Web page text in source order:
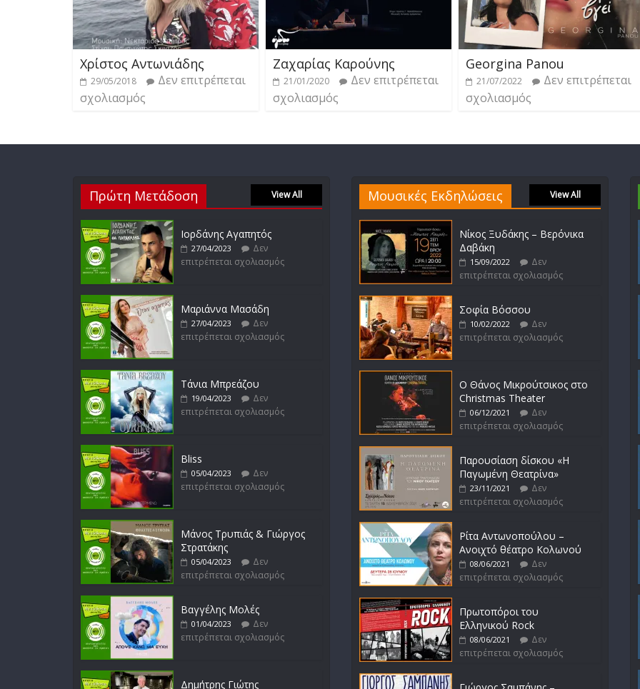
Χρίστος Αντωνιάδης
29/05/2018
Δεν επιτρέπεται
σχολιασμός
Ζαχαρίας Καρούνης
21/01/2020
Δεν επιτρέπεται
σχολιασμός
Georgina Panou
21/07/2022
Δεν επιτρέπεται
σχολιασμός
Πρώτη Μετάδοση View All
Ιορδάνης Αγαπητός
27/04/2023
Δεν
επιτρέπεται σχολιασμός
Μαριάννα Μασάδη
27/04/2023
Δεν
επιτρέπεται σχολιασμός
Τάνια Μπρεάζου
19/04/2023
Δεν
επιτρέπεται σχολιασμός
Bliss
05/04/2023
Δεν
επιτρέπεται σχολιασμός
Μάνος Τρυπιάς & Γιώργος
Στρατάκης
05/04/2023
Δεν
επιτρέπεται σχολιασμός
Βαγγέλης Μολές
01/04/2023
Δεν
επιτρέπεται σχολιασμός
Δημήτρης Γιώτης
Μουσικές Εκδηλώσεις View All
Νίκος Ξυδάκης – Βερόνικα
Δαβάκη
15/09/2022
Δεν
επιτρέπεται σχολιασμός
Σοφία Βόσσου
10/02/2022
Δεν
επιτρέπεται σχολιασμός
Ο Θάνος Μικρούτσικος στο
Christmas Theater
06/12/2021
Δεν
επιτρέπεται σχολιασμός
Παρουσίαση δίσκου «Η
Παγωμένη Θεατρίνα»
23/11/2021
Δεν
επιτρέπεται σχολιασμός
Ρίτα Αντωνοπούλου –
Ανοιχτό θέατρο Κολωνού
08/06/2021
Δεν
επιτρέπεται σχολιασμός
Πρωτοπόροι του
Ελληνικού Rock
08/06/2021
Δεν
επιτρέπεται σχολιασμός